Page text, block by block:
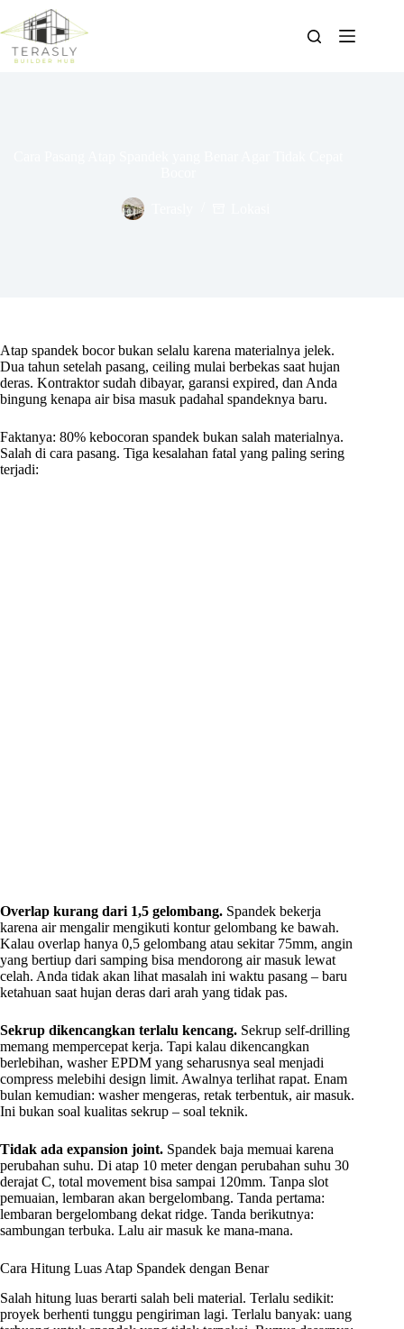
content
Atap spandek bocor bukan selalu karena materialnya jelek.
Dua tahun setelah pasang, ceiling mulai berbekas saat hujan
deras. Kontraktor sudah dibayar, garansi expired, dan Anda
bingung kenapa air bisa masuk padahal spandeknya baru.
Faktanya: 80% kebocoran spandek bukan salah materialnya.
Salah di cara pasang. Tiga kesalahan fatal yang paling sering
terjadi:
Overlap kurang dari 1,5 gelombang. Spandek bekerja
karena air mengalir mengikuti kontur gelombang ke bawah.
Kalau overlap hanya 0,5 gelombang atau sekitar 75mm, angin
yang bertiup dari samping bisa mendorong air masuk lewat
celah. Anda tidak akan lihat masalah ini waktu pasang – baru
ketahuan saat hujan deras dari arah yang tidak pas.
Sekrup dikencangkan terlalu kencang. Sekrup self-drilling
memang mempercepat kerja. Tapi kalau dikencangkan
berlebihan, washer EPDM yang seharusnya seal menjadi
compress melebihi design limit. Awalnya terlihat rapat. Enam
bulan kemudian: washer mengeras, retak terbentuk, air masuk.
Ini bukan soal kualitas sekrup – soal teknik.
Tidak ada expansion joint. Spandek baja memuai karena
perubahan suhu. Di atap 10 meter dengan perubahan suhu 30
derajat C, total movement bisa sampai 120mm. Tanpa slot
pemuaian, lembaran akan bergelombang. Tanda pertama:
lembaran bergelombang dekat ridge. Tanda berikutnya:
sambungan terbuka. Lalu air masuk ke mana-mana.
Cara Hitung Luas Atap Spandek dengan Benar
Salah hitung luas berarti salah beli material. Terlalu sedikit:
proyek berhenti tunggu pengiriman lagi. Terlalu banyak: uang